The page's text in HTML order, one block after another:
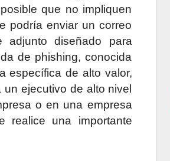
que no impliquen
podría enviar un correo
adjunto diseñado para
de phishing, conocida
específica de alto valor,
ejecutivo de alto nivel
o en una empresa
realice una importante